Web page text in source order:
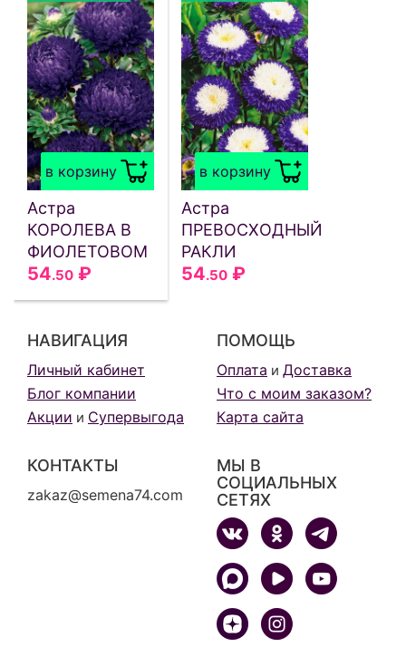
в корзину
Астра
КОРОЛЕВА В
ФИОЛЕТОВОМ
54.50 ₽
в корзину
Астра
ПРЕВОСХОДНЫЙ
РАКЛИ
54.50 ₽
НАВИГАЦИЯ
Личный кабинет
Блог компании
Акции и Супервыгода
ПОМОЩЬ
Оплата и Доставка
Что с моим заказом?
Карта сайта
КОНТАКТЫ
zakaz@semena74.com
МЫ В
СОЦИАЛЬНЫХ
СЕТЯХ